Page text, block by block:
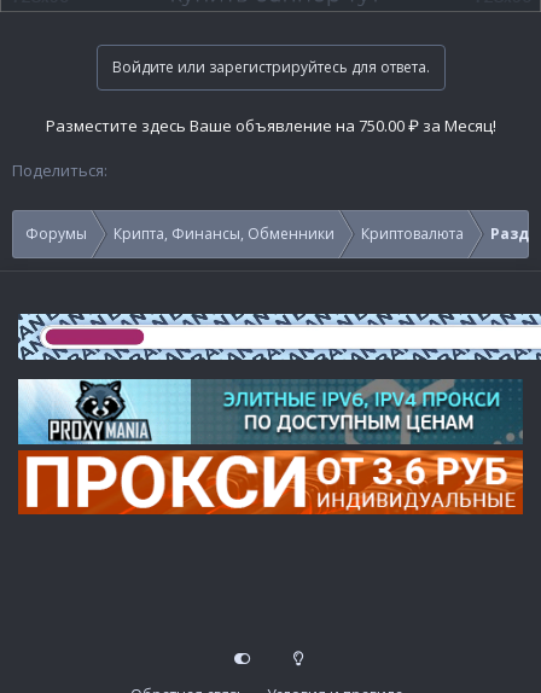
Войдите или зарегистрируйтесь для ответа.
Разместите здесь Ваше объявление на 750.00 ₽ за Месяц!
Поделиться:
Форумы Крипта, Финансы, Обменники Криптовалюта